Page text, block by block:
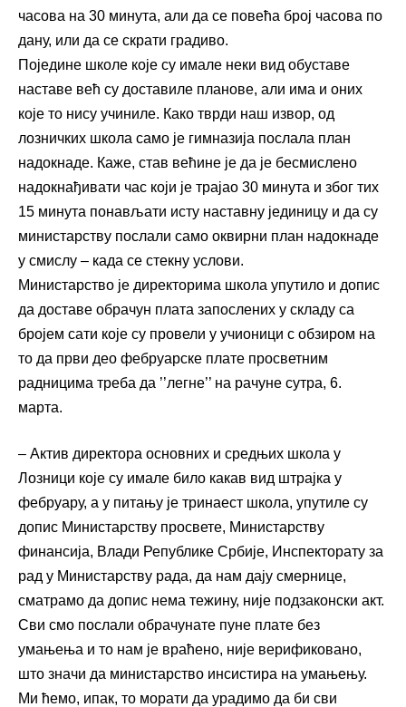
часова на 30 минута, али да се повећа број часова по
дану, или да се скрати градиво.
Поједине школе које су имале неки вид обуставе
наставе већ су доставиле планове, али има и оних
које то нису учиниле. Како тврди наш извор, од
лозничких школа само је гимназија послала план
надокнаде. Каже, став већине је да је бесмислено
надокнађивати час који је трајао 30 минута и због тих
15 минута понављати исту наставну јединицу и да су
министарству послали само оквирни план надокнаде
у смислу – када се стекну услови.
Министарство је директорима школа упутило и допис
да доставе обрачун плата запослених у складу са
бројем сати које су провели у учионици с обзиром на
то да први део фебруарске плате просветним
радницима треба да ’’легне’’ на рачуне сутра, 6.
марта.
– Актив директора основних и средњих школа у
Лозници које су имале било какав вид штрајка у
фебруару, а у питању је тринаест школа, упутиле су
допис Министарству просвете, Министарству
финансија, Влади Републике Србије, Инспекторату за
рад у Министарству рада, да нам дају смернице,
сматрамо да допис нема тежину, није подзаконски акт.
Сви смо послали обрачунате пуне плате без
умањења и то нам је враћено, није верификовано,
што значи да министарство инсистира на умањењу.
Ми ћемо, ипак, то морати да урадимо да би сви